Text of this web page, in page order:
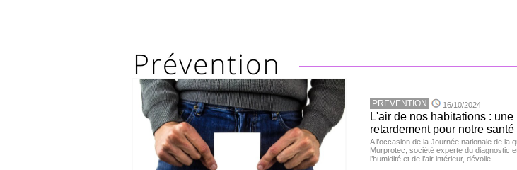
PREVENTION 16/10/2024
L'air de nos habitations : une
retardement pour notre santé
A l’occasion de la Journée nationale de la
Murprotec, société experte du diagnostic
l’humidité et de l’air intérieur, dévoile